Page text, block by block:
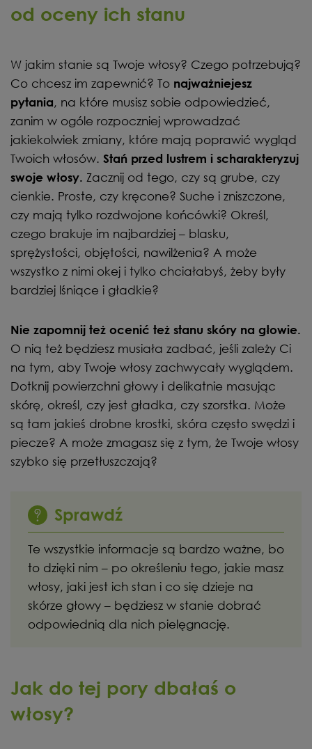
od oceny ich stanu
W jakim stanie są Twoje włosy? Czego potrzebują?
Co chcesz im zapewnić? To najważniejesz
pytania, na które musisz sobie odpowiedzieć,
zanim w ogóle rozpoczniej wprowadzać
jakiekolwiek zmiany, które mają poprawić wygląd
Twoich włosów. Stań przed lustrem i scharakteryzuj
swoje włosy. Zacznij od tego, czy są grube, czy
cienkie. Proste, czy kręcone? Suche i zniszczone,
czy mają tylko rozdwojone końcówki? Określ,
czego brakuje im najbardziej – blasku,
sprężystości, objętości, nawilżenia? A może
wszystko z nimi okej i tylko chciałabyś, żeby były
bardziej lśniące i gładkie?
Nie zapomnij też ocenić też stanu skóry na głowie.
O nią też będziesz musiała zadbać, jeśli zależy Ci
na tym, aby Twoje włosy zachwycały wyglądem.
Dotknij powierzchni głowy i delikatnie masując
skórę, określ, czy jest gładka, czy szorstka. Może
są tam jakieś drobne krostki, skóra często swędzi i
piecze? A może zmagasz się z tym, że Twoje włosy
szybko się przetłuszczają?
Sprawdź
Te wszystkie informacje są bardzo ważne, bo
to dzięki nim – po określeniu tego, jakie masz
włosy, jaki jest ich stan i co się dzieje na
skórze głowy – będziesz w stanie dobrać
odpowiednią dla nich pielęgnację.
Jak do tej pory dbałaś o
włosy?